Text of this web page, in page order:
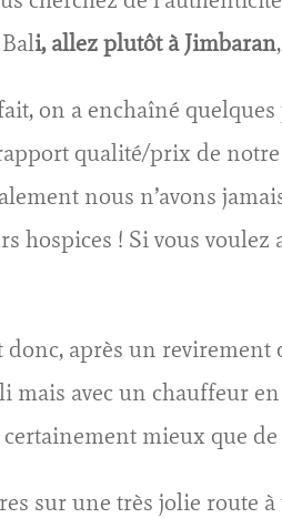
i, allez plutôt à Jimbaran
on a enchaîné
qualité/prix de
nous n’avons
hospices ! Si vous voulez
après un
mais avec un chauffeur
certainement mieux que
sur une très jolie route